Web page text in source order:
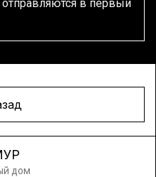
в первый
дом